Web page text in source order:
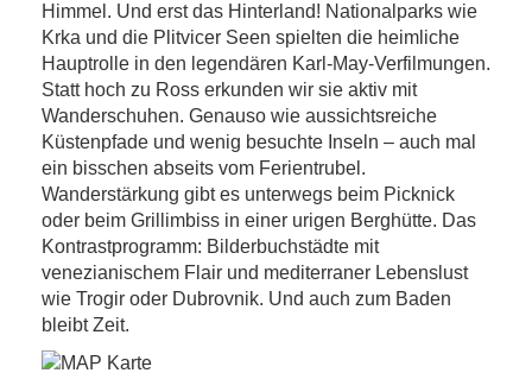
Himmel. Und erst das Hinterland! Nationalparks wie
Krka und die Plitvicer Seen spielten die heimliche
Hauptrolle in den legendären Karl-May-Verfilmungen.
Statt hoch zu Ross erkunden wir sie aktiv mit
Wanderschuhen. Genauso wie aussichtsreiche
Küstenpfade und wenig besuchte Inseln – auch mal
ein bisschen abseits vom Ferientrubel.
Wanderstärkung gibt es unterwegs beim Picknick
oder beim Grillimbiss in einer urigen Berghütte. Das
Kontrastprogramm: Bilderbuchstädte mit
venezianischem Flair und mediterraner Lebenslust
wie Trogir oder Dubrovnik. Und auch zum Baden
bleibt Zeit.